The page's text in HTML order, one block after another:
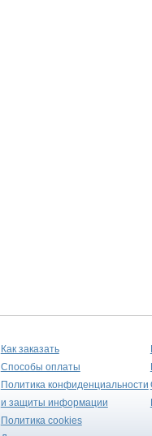
Как заказать
Способы оплаты
Политика конфиденциальности
и защиты информации
Политика cookies